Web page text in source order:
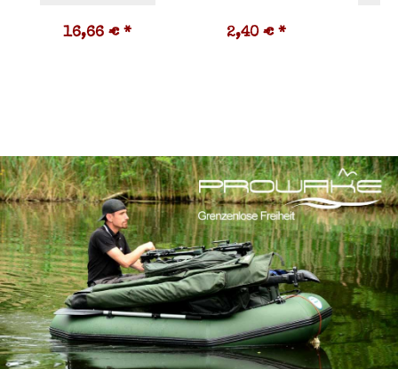
16,66 € * 2,40 € *